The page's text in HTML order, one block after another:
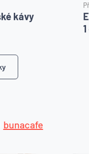
kávy
bunacafe